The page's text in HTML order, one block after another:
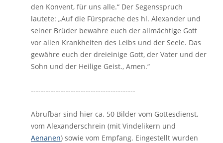
den Konvent, für uns alle.“ Der Segensspruch
lautete: „Auf die Fürsprache des hl. Alexander und
seiner Brüder bewahre euch der allmächtige Gott
vor allen Krankheiten des Leibs und der Seele. Das
gewähre euch der dreieinige Gott, der Vater und der
Sohn und der Heilige Geist., Amen.“
------------------------------------------
Abrufbar sind hier ca. 50 Bilder vom Gottesdienst,
vom Alexanderschrein (mit Vindelikern und
Aenanen) sowie vom Empfang. Eingestellt wurden